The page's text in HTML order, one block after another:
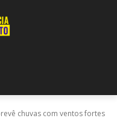
chuvas com ventos fortes